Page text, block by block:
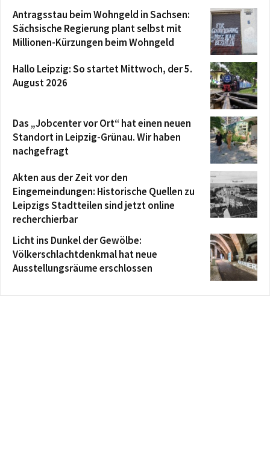
Antragsstau beim Wohngeld in Sachsen:
Sächsische Regierung plant selbst mit
Millionen-Kürzungen beim Wohngeld
Hallo Leipzig: So startet Mittwoch, der 5.
August 2026
Das „Jobcenter vor Ort“ hat einen neuen
Standort in Leipzig-Grünau. Wir haben
nachgefragt
Akten aus der Zeit vor den
Eingemeindungen: Historische Quellen zu
Leipzigs Stadtteilen sind jetzt online
recherchierbar
Licht ins Dunkel der Gewölbe:
Völkerschlachtdenkmal hat neue
Ausstellungsräume erschlossen